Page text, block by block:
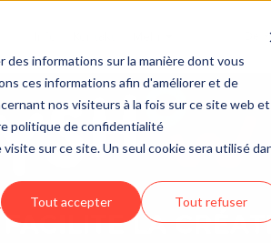
informations sur la manière dont vous
ces informations afin d'améliorer et de
nos visiteurs à la fois sur ce site web et
politique de confidentialité
sur ce site. Un seul cookie sera utilisé
Tout accepter Tout refuser